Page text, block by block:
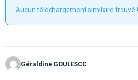
Aucun téléchargement similaire trouvé !
Géraldine GOULESCO